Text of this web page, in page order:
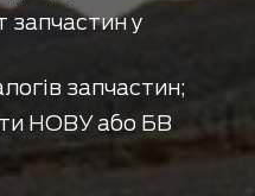
запчастин у
запчастин;
НОВУ або БВ